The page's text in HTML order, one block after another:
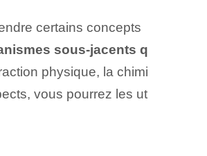
certains concepts
sous-jacents q
physique, la chimi
vous pourrez les ut